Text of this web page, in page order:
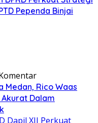
Pependa Binjai
Medan, Rico Waas
Dalam